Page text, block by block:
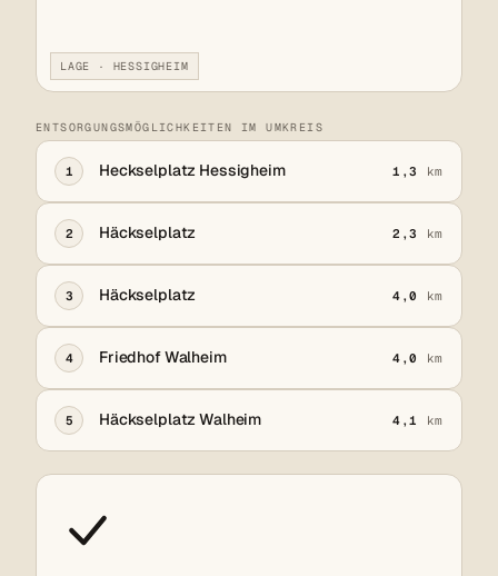
LAGE · HESSIGHEIM
ENTSORGUNGSMÖGLICHKEITEN IM UMKREIS
1 Heckselplatz Hessigheim 1,3 km
2 Häckselplatz 2,3 km
3 Häckselplatz 4,0 km
4 Friedhof Walheim 4,0 km
5 Häckselplatz Walheim 4,1 km